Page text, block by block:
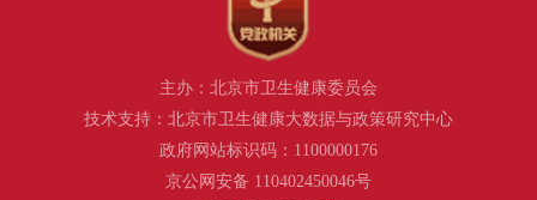
主办：北京市卫生健康委员会
技术支持：北京市卫生健康大数据与政策研究中心
政府网站标识码：1100000176
京公网安备 110402450046号